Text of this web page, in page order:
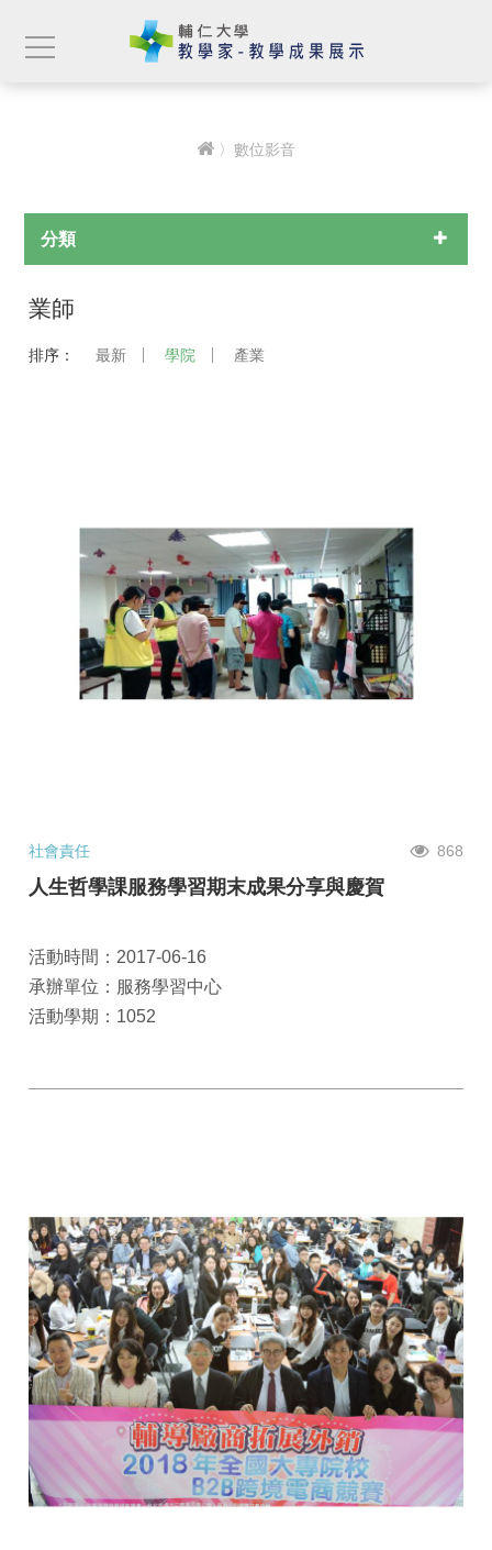
〉數位影音
分類
業師
排序： 最新 學院 產業
社會責任 868
人生哲學課服務學習期末成果分享與慶賀
活動時間：2017-06-16
承辦單位：服務學習中心
活動學期：1052